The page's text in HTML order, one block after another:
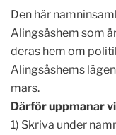
Den här
Alingsåshem som
deras hem om
Alingsåshems
mars.
Därför uppmanar
1) Skriva under